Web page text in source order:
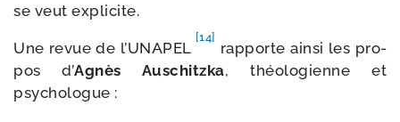
se veut explicite.
Une revue de l’UNAPEL
[14]
rap­porte ain­si les pro­
pos d’Agnès Auschitzka, théo­lo­gienne et
psychologue :